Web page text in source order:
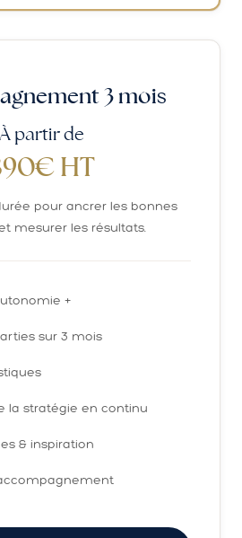
3 mois
partir de
HT
pour ancrer les bonnes
mesurer les résultats.
+
sur 3 mois
la stratégie en continu
& inspiration